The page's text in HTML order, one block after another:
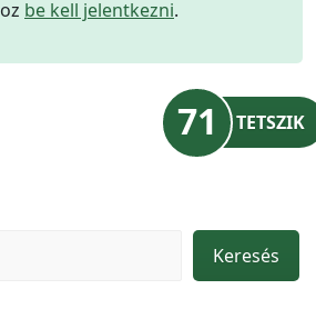
be kell jelentkezni.
71 TETSZIK
Keresés